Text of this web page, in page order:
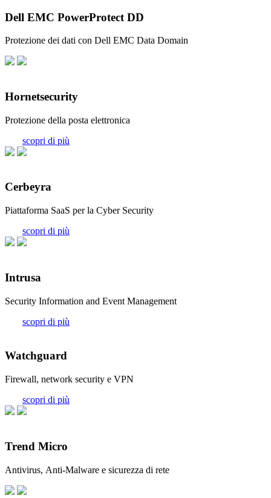
Dell EMC PowerProtect DD
Protezione dei dati con Dell EMC Data Domain
Hornetsecurity
Protezione della posta elettronica
scopri di più
Cerbeyra
Piattaforma SaaS per la Cyber Security
scopri di più
Intrusa
Security Information and Event Management
scopri di più
Watchguard
Firewall, network security e VPN
scopri di più
Trend Micro
Antivirus, Anti-Malware e sicurezza di rete